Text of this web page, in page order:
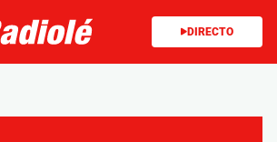
DIRECTO